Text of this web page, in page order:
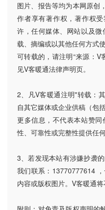
图片、报告等均为本网原创
作者享有著作权，著作权
许，任何媒体、网站以及
载、摘编或以其他任何方式
可转载的，请注明“来源：V
见V客暖通法律声明页。
2、凡V客暖通注明"转载：
自其它媒体或企业供稿（包
更多信息，不代表本站赞
性、可靠性或完整性提供任
3、若发现本站有涉嫌抄袭
我们联系：13770777614
内容或版权图片。V客暖通